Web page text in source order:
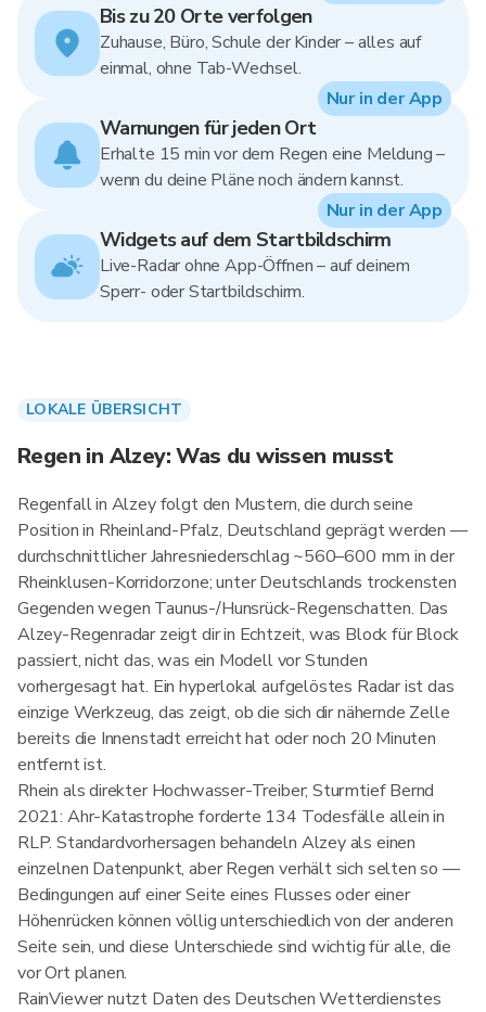
Bis zu 20 Orte verfolgen
Zuhause, Büro, Schule der Kinder – alles auf
einmal, ohne Tab-Wechsel.
Warnungen für jeden Ort
Erhalte 15 min vor dem Regen eine Meldung –
wenn du deine Pläne noch ändern kannst.
Nur in der App
Widgets auf dem Startbildschirm
Live-Radar ohne App-Öffnen – auf deinem
Sperr- oder Startbildschirm.
Nur in der App
LOKALE ÜBERSICHT
Regen in Alzey: Was du wissen musst
Regenfall in Alzey folgt den Mustern, die durch seine
Position in Rheinland-Pfalz, Deutschland geprägt werden —
durchschnittlicher Jahresniederschlag ~560–600 mm in der
Rheinklusen-Korridorzone; unter Deutschlands trockensten
Gegenden wegen Taunus-/Hunsrück-Regenschatten. Das
Alzey-Regenradar zeigt dir in Echtzeit, was Block für Block
passiert, nicht das, was ein Modell vor Stunden
vorhergesagt hat. Ein hyperlokal aufgelöstes Radar ist das
einzige Werkzeug, das zeigt, ob die sich dir nähernde Zelle
bereits die Innenstadt erreicht hat oder noch 20 Minuten
entfernt ist.
Rhein als direkter Hochwasser-Treiber; Sturmtief Bernd
2021: Ahr-Katastrophe forderte 134 Todesfälle allein in
RLP. Standardvorhersagen behandeln Alzey als einen
einzelnen Datenpunkt, aber Regen verhält sich selten so —
Bedingungen auf einer Seite eines Flusses oder einer
Höhenrücken können völlig unterschiedlich von der anderen
Seite sein, und diese Unterschiede sind wichtig für alle, die
vor Ort planen.
RainViewer nutzt Daten des Deutschen Wetterdienstes